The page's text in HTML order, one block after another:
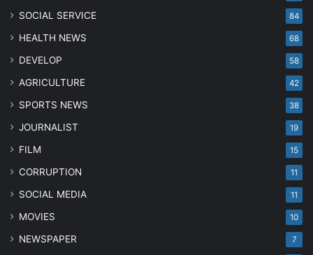
SOCIAL SERVICE 84
HEALTH NEWS 68
DEVELOP 58
AGRICULTURE 42
SPORTS NEWS 38
JOURNALIST 19
FILM 15
CORRUPTION 11
SOCIAL MEDIA 11
MOVIES 10
NEWSPAPER 7